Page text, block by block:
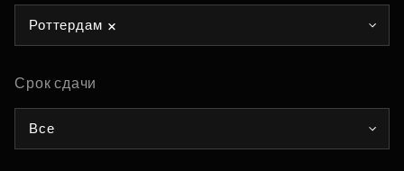
Роттердам
Срок сдачи
Все